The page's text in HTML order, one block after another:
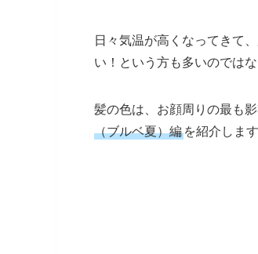
日々気温が高くなってきて
い！という方も多いのでは
髪の色は、お顔周りの最も
（ブルベ夏）編 を紹介します